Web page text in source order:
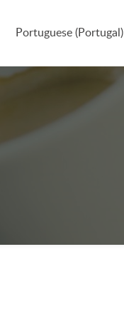
Portuguese (Portugal)